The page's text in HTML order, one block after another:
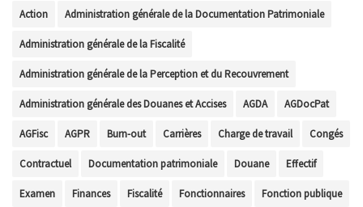
Action Administration générale de la Documentation Patrimoniale
Administration générale de la Fiscalité
Administration générale de la Perception et du Recouvrement
Administration générale des Douanes et Accises AGDA AGDocPat
AGFisc AGPR Burn-out Carrières Charge de travail Congés
Contractuel Documentation patrimoniale Douane Effectif
Examen Finances Fiscalité Fonctionnaires Fonction publique